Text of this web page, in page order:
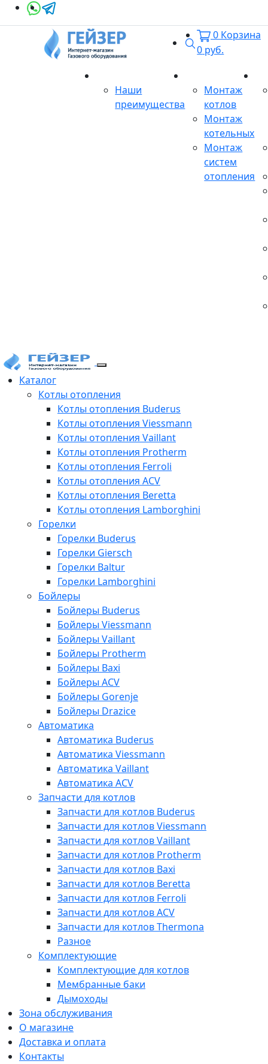
Поиск
0 Корзина
0 руб.
Наши
преимущества
Монтаж
котлов
Монтаж
котельных
Монтаж
систем
отопления
Каталог
Котлы отопления
Котлы отопления Buderus
Котлы отопления Viessmann
Котлы отопления Vaillant
Котлы отопления Protherm
Котлы отопления Ferroli
Котлы отопления ACV
Котлы отопления Beretta
Котлы отопления Lamborghini
Горелки
Горелки Buderus
Горелки Giersch
Горелки Baltur
Горелки Lamborghini
Бойлеры
Бойлеры Buderus
Бойлеры Viessmann
Бойлеры Vaillant
Бойлеры Protherm
Бойлеры Baxi
Бойлеры ACV
Бойлеры Gorenje
Бойлеры Drazice
Автоматика
Автоматика Buderus
Автоматика Viessmann
Автоматика Vaillant
Автоматика ACV
Запчасти для котлов
Запчасти для котлов Buderus
Запчасти для котлов Viessmann
Запчасти для котлов Vaillant
Запчасти для котлов Protherm
Запчасти для котлов Baxi
Запчасти для котлов Beretta
Запчасти для котлов Ferroli
Запчасти для котлов ACV
Запчасти для котлов Thermona
Разное
Комплектующие
Комплектующие для котлов
Мембранные баки
Дымоходы
Зона обслуживания
О магазине
Доставка и оплата
Контакты